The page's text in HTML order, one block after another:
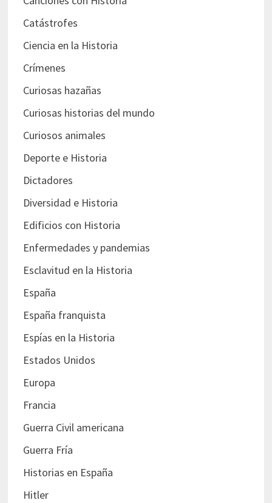
Catástrofes
Ciencia en la Historia
Crímenes
Curiosas hazañas
Curiosas historias del mundo
Curiosos animales
Deporte e Historia
Dictadores
Diversidad e Historia
Edificios con Historia
Enfermedades y pandemias
Esclavitud en la Historia
España
España franquista
Espías en la Historia
Estados Unidos
Europa
Francia
Guerra Civil americana
Guerra Fría
Historias en España
Hitler